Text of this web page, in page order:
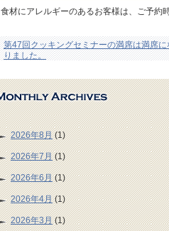
食材にアレルギーのあるお客様は、ご予約
第47回クッキングセミナーの満席は満席に
りました。
2026年8月(1)
2026年7月(1)
2026年6月(1)
2026年4月(1)
2026年3月(1)